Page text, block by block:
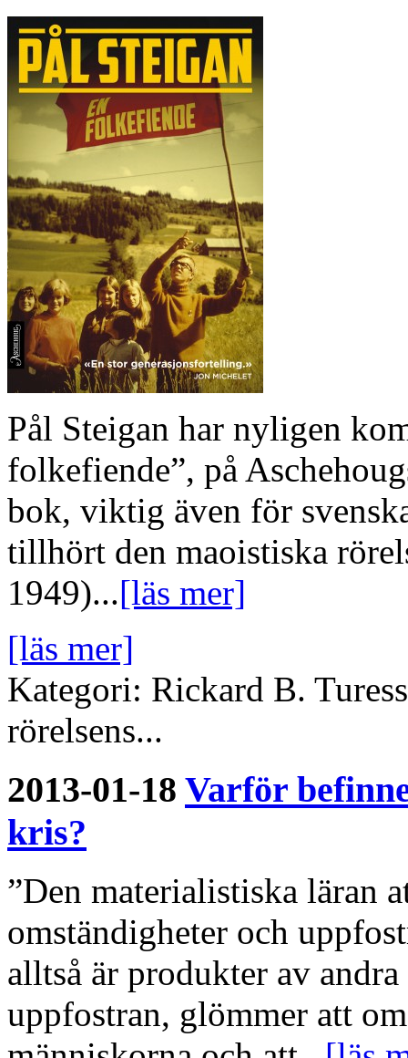
Pål Steigan har nyligen
folkefiende”, på
bok, viktig även för
tillhört den maoistiska
1949)...[läs mer]
[läs mer]
Kategori: Rickard B.
rörelsens...
2013-01-18 Varför
kris?
”Den materialistiska läran
omständigheter och
alltså är produkter av
uppfostran, glömmer att